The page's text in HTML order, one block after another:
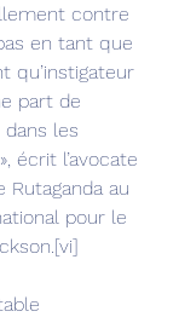
contre
en tant que
qu’instigateur
part de
les
écrit l’avocate
Rutaganda au
pour le